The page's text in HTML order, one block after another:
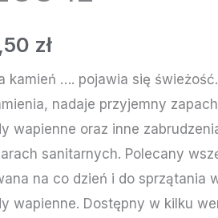
zł
kamień …. pojawia się
nadaje przyjemny
wapienne oraz inne
sanitarnych. Polecany
na co dzień i do sprzątania
wapienne. Dostępny w kilku